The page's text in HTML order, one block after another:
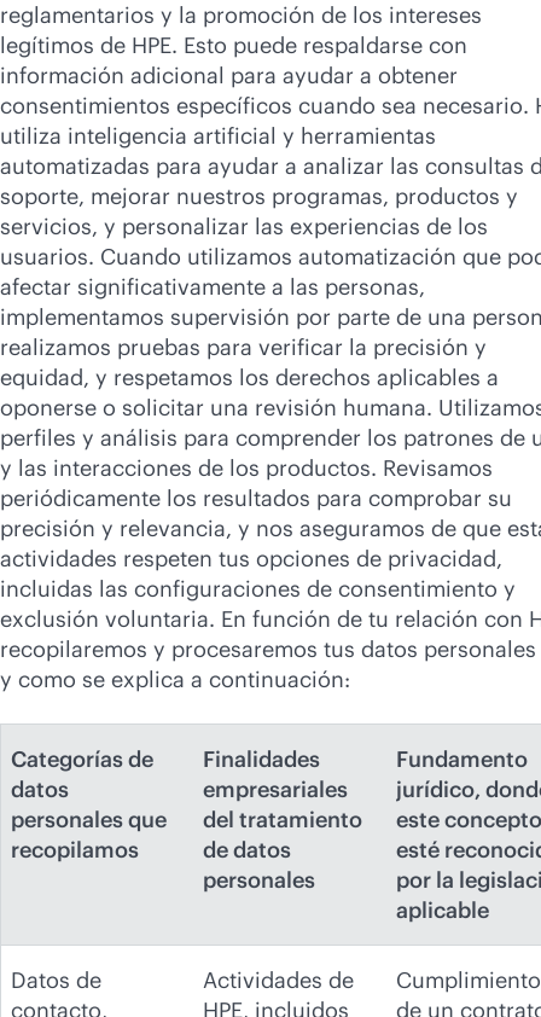
reglamentarios y la promoción de los intereses
legítimos de HPE. Esto puede respaldarse con
información adicional para ayudar a obtener
consentimientos específicos cuando sea necesario.
utiliza inteligencia artificial y herramientas
automatizadas para ayudar a analizar las consultas
soporte, mejorar nuestros programas, productos y
servicios, y personalizar las experiencias de los
usuarios. Cuando utilizamos automatización que
afectar significativamente a las personas,
implementamos supervisión por parte de una
realizamos pruebas para verificar la precisión y
equidad, y respetamos los derechos aplicables a
oponerse o solicitar una revisión humana.
perfiles y análisis para comprender los patrones de
y las interacciones de los productos. Revisamos
periódicamente los resultados para comprobar su
precisión y relevancia, y nos aseguramos de que
actividades respeten tus opciones de privacidad,
incluidas las configuraciones de consentimiento y
exclusión voluntaria. En función de tu relación con
recopilaremos y procesaremos tus datos
y como se explica a continuación:
Categorías de
datos
personales que
recopilamos
Finalidades
empresariales
del tratamiento
de datos
personales
Fundamento
jurídico,
este concepto
esté
por la
aplicable
Datos de
contacto,
Actividades de
HPE, incluidos
Cumplimiento
de un